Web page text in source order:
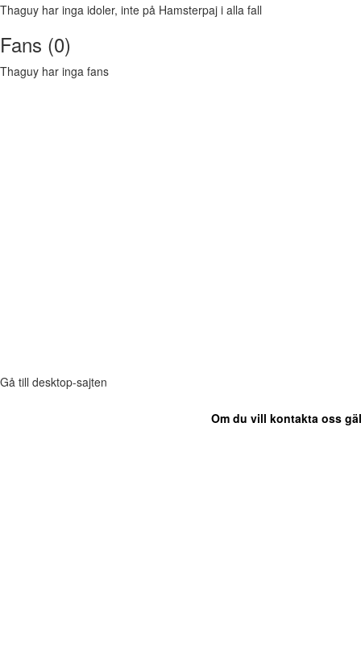
Thaguy har inga idoler, inte på Hamsterpaj i alla fall
Fans (0)
Thaguy har inga fans
Gå till desktop-sajten
Om du vill kontakta oss